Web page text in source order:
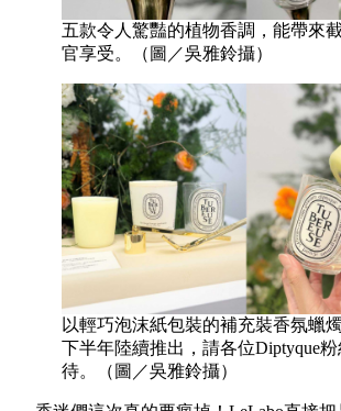
五款令人驚豔的植物香調，能帶來
官享受。（圖／吳雅鈴攝）
以輕巧泡沫紙包裝的補充裝香氛蠟
下半年陸續推出，請各位Diptyque
待。（圖／吳雅鈴攝）